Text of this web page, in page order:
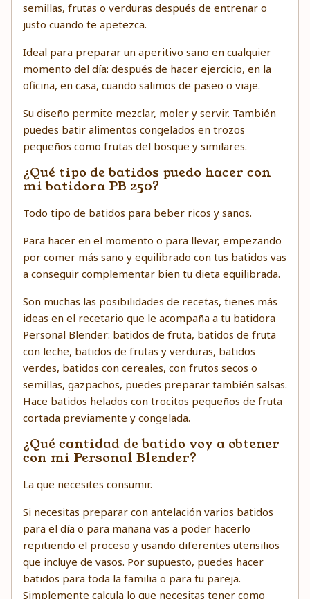
semillas, frutas o verduras después de entrenar o
justo cuando te apetezca.
Ideal para preparar un aperitivo sano en cualquier
momento del día: después de hacer ejercicio, en la
oficina, en casa, cuando salimos de paseo o viaje.
Su diseño permite mezclar, moler y servir. También
puedes batir alimentos congelados en trozos
pequeños como frutas del bosque y similares.
¿Qué tipo de batidos puedo hacer con
mi batidora PB 250?
Todo tipo de batidos para beber ricos y sanos.
Para hacer en el momento o para llevar, empezando
por comer más sano y equilibrado con tus batidos vas
a conseguir complementar bien tu dieta equilibrada.
Son muchas las posibilidades de recetas, tienes más
ideas en el recetario que le acompaña a tu batidora
Personal Blender: batidos de fruta, batidos de fruta
con leche, batidos de frutas y verduras, batidos
verdes, batidos con cereales, con frutos secos o
semillas, gazpachos, puedes preparar también salsas.
Hace batidos helados con trocitos pequeños de fruta
cortada previamente y congelada.
¿Qué cantidad de batido voy a obtener
con mi Personal Blender?
La que necesites consumir.
Si necesitas preparar con antelación varios batidos
para el día o para mañana vas a poder hacerlo
repitiendo el proceso y usando diferentes utensilios
que incluye de vasos. Por supuesto, puedes hacer
batidos para toda la familia o para tu pareja.
Simplemente calcula lo que necesitas tener como